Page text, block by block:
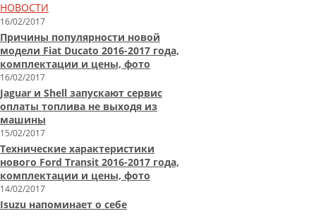
НОВОСТИ
16/02/2017
Причины популярности новой
модели Fiat Ducato 2016-2017 года,
комплектации и цены, фото
16/02/2017
Jaguar и Shell запускают сервис
оплаты топлива не выходя из
машины
15/02/2017
Технические характеристики
нового Ford Transit 2016-2017 года,
комплектации и цены, фото
14/02/2017
Isuzu напоминает о себе